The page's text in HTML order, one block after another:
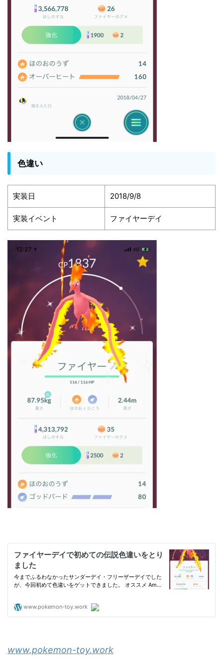
色違い
実装日 2018/9/8
実装イベント ファイヤーデイ
www.pokemon-toy.work